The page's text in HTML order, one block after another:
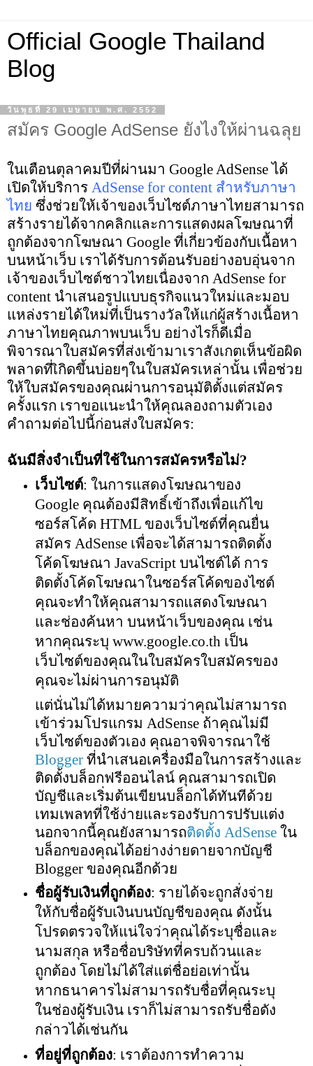
Official Google Thailand
Blog
วันพุธที่ 29 เมษายน พ.ศ. 2552
สมัคร Google AdSense ยังไงให้ผ่านฉลุย
ในเตือนตุลาคมปีที่ผ่านมา Google AdSense ได้
เปิดให้บริการ AdSense for content สำหรับภาษา
ไทย ซึ่งช่วยให้เจ้าของเว็บไซต์ภาษาไทยสามารถ
สร้างรายได้จากคลิกและการแสดงผลโฆษณาที่
ถูกต้องจากโฆษณา Google ที่เกี่ยวข้องกับเนื้อหา
บนหน้าเว็บ เราได้รับการต้อนรับอย่างอบอุ่นจาก
เจ้าของเว็บไซต์ชาวไทยเนื่องจาก AdSense for
content นำเสนอรูปแบบธุรกิจแนวใหม่และมอบ
แหล่งรายได้ใหม่ที่เป็นรางวัลให้แก่ผู้สร้างเนื้อหา
ภาษาไทยคุณภาพบนเว็บ อย่างไรก็ดีเมื่อ
พิจารณาใบสมัครที่ส่งเข้ามาเราสังเกตเห็นข้อผิด
พลาดที่เิกิดขึ้นบ่อยๆในใบสมัครเหล่านั้น เพื่อช่วย
ให้ใบสมัครของคุณผ่านการอนุมัติตั้งแต่สมัคร
ครั้งแรก เราขอแนะนำให้คุณลองถามตัวเอง
คำถามต่อไปนี้ก่อนส่งใบสมัคร:
ฉันมีสิ่งจำเป็นที่ใช้ในการสมัครหรือไม่?
เว็บไซต์: ในการแสดงโฆษณาของ
Google คุณต้องมีสิทธิ์เข้าถึงเพื่อแก้ไข
ซอร์สโค้ด HTML ของเว็บไซต์ที่คุณยื่น
สมัคร AdSense เพื่อจะได้สามารถติดตั้ง
โค้ดโฆษณา JavaScript บนไซต์ได้ การ
ติดตั้งโค้ดโฆษณาในซอร์สโค้ดของไซต์
คุณจะทำให้คุณสามารถแสดงโฆษณา
และช่องค้นหา บนหน้าเว็บของคุณ เช่น
หากคุณระบุ www.google.co.th เป็น
เว็บไซต์ของคุณในใบสมัครใบสมัครของ
คุณจะไม่ผ่านการอนุมัติ
แต่นั่นไม่ได้หมายความว่าคุณไม่สามารถ
เข้าร่วมโปรแกรม AdSense ถ้าคุณไม่มี
เว็บไซต์ของตัวเอง คุณอาจพิจารณาใช้
Blogger ที่นำเสนอเครื่องมือในการสร้างและ
ติดตั้งบล็อกฟรีออนไลน์ คุณสามารถเปิด
บัญชีและเริ่มต้นเขียนบล็อกได้ทันทีด้วย
เทมเพลทที่ใช้ง่ายและรองรับการปรับแต่ง
นอกจากนี้คุณยังสามารถติดตั้ง AdSense ใน
บล็อกของคุณได้อย่างง่ายดายจากบัญชี
Blogger ของคุณอีกด้วย
ชื่อผู้รับเงินที่ถูกต้อง: รายได้จะถูกสั่งจ่าย
ให้กับชื่อผู้รับเงินบนบัญชีของคุณ ดังนั้น
โปรดตรวจให้แน่ใจว่าคุณได้ระบุชื่อและ
นามสกุล หรือชื่อบริษัทที่ครบถ้วนและ
ถูกต้อง โดยไม่ได้ใส่แต่ชื่อย่อเท่านั้น
หากธนาคารไม่สามารถรับชื่อที่คุณระบุ
ในช่องผู้รับเงิน เราก็ไม่สามารถรับชื่อดัง
กล่าวได้เช่นกัน
ที่อยู่ที่ถูกต้อง: เราต้องการทำความ